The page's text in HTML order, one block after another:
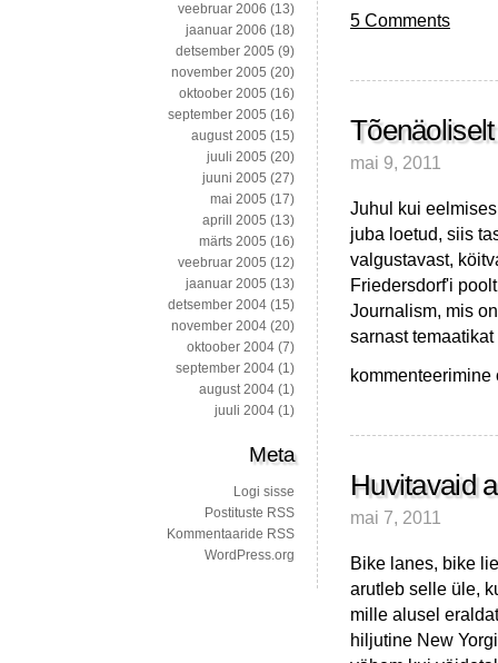
5 Comments
mai 9, 2011
Juhul kui
juba loetud, siis
valgustavast,
Friedersdorf'i
Journalism, mis
sarnast
Tõenäoliselt
aastal
artiklid
Huvitavaid
mai 7, 2011
Bike lanes, bike
arutleb selle üle,
mille alusel
hiljutine New
veebruar 2006 (13)
jaanuar 2006 (18)
detsember 2005 (9)
november 2005 (20)
oktoober 2005 (16)
september 2005 (16)
august 2005 (15)
juuli 2005 (20)
juuni 2005 (27)
mai 2005 (17)
aprill 2005 (13)
märts 2005 (16)
veebruar 2005 (12)
jaanuar 2005 (13)
detsember 2004 (15)
november 2004 (20)
oktoober 2004 (7)
september 2004 (1)
august 2004 (1)
juuli 2004 (1)
Meta
Logi sisse
Postituste RSS
Kommentaaride RSS
WordPress.org